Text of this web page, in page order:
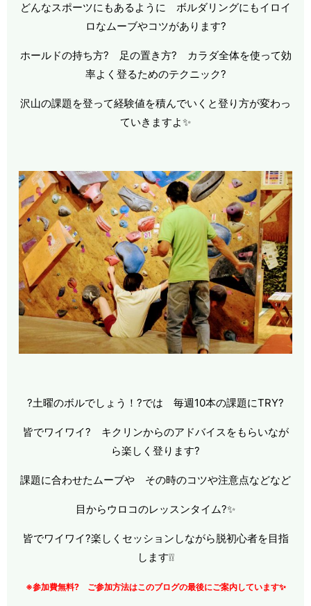
どんなスポーツにもあるように ボルダリングにもイロイ
ロなムーブやコツがあります?
ホールドの持ち方? 足の置き方? カラダ全体を使って効
率よく登るためのテクニック?
沢山の課題を登って経験値を積んでいくと登り方が変わっ
ていきますよ✨
?土曜のボルでしょう！?では 毎週10本の課題にTRY?
皆でワイワイ? キクリンからのアドバイスをもらいなが
ら楽しく登ります?
課題に合わせたムーブや その時のコツや注意点などなど
目からウロコのレッスンタイム?✨
皆でワイワイ?楽しくセッションしながら脱初心者を目指
します❕❕
※参加費無料? ご参加方法はこのブログの最後にご案内しています✨